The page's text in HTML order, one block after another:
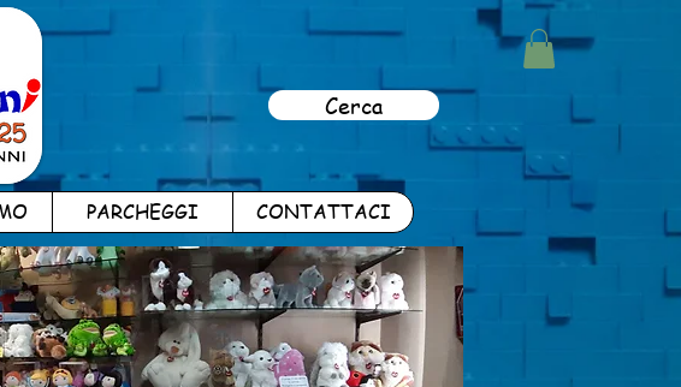
Cerca
PARCHEGGI CONTATTACI